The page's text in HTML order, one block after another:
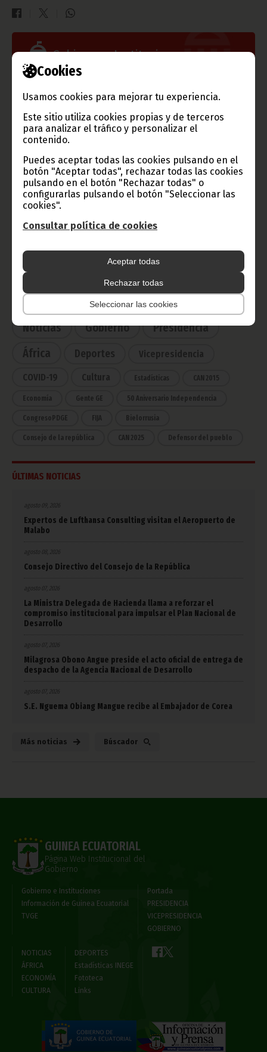
Cookies
Usamos cookies para mejorar tu experiencia.
Este sitio utiliza cookies propias y de terceros
para analizar el tráfico y personalizar el
contenido.
Puedes aceptar todas las cookies pulsando en el
botón "Aceptar todas", rechazar todas las cookies
pulsando en el botón "Rechazar todas" o
configurarlas pulsando el botón "Seleccionar las
cookies".
Consultar política de cookies
Aceptar todas
Rechazar todas
Seleccionar las cookies
Gobierno e Instituciones
Información de Guinea Ecuatorial
TVGE
Radio Nacional de Guinea
Haz click aquí para escuchar ahora
Noticias Gobierno
Presidencia
África
Deportes Vicepresidencia
COVID-19 Cultura Estadísticas CAN 2015
Economía Gente GE 50 Aniversario Independencia
CongresoPDGE FIJA Bielorrusia
Consejo de la república CAN 2025 Defensor del pueblo
ÚLTIMAS NOTICIAS
agosto 09, 2026
Expertos de Lufthansa Consulting visitan el Aeropuerto de
Malabo
Consejo Directivo del Consejo de la República
agosto 07, 2026
La Ministra Delegada de Hacienda llama a reforzar el
compromiso institucional para impulsar el Plan Nacional de
Desarrollo
agosto 07, 2026
Milagrosa Obono Angue preside el acto oficial de entrega de
despacho de la Agencia Nacional de Desarrollo
agosto 07, 2026
S.E. Nguema Obiang Mangue recibe al Embajador de Corea
Más noticias Búscador
GUINEA ECUATORIAL
Página Web Institucional del
Gobierno
Gobierno e Instituciones
Información de Guinea Ecuatorial
TVGE
Portada
PRESIDENCIA
VICEPRESIDENCIA
GOBIERNO
NOTICIAS
ÁFRICA
ECONOMÍA
CULTURA
DEPORTES
Estadísticas INEGE
Fototeca
Links